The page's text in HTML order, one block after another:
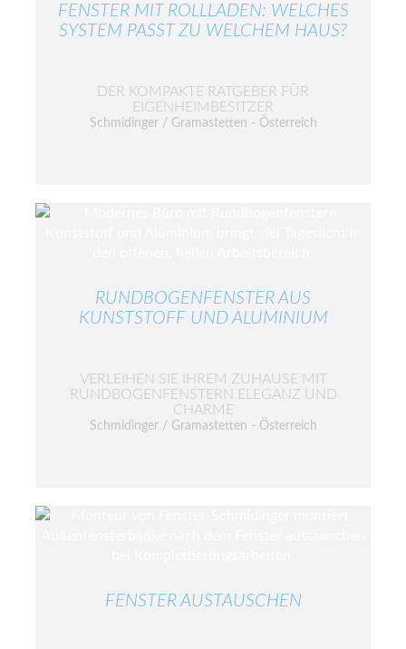
FENSTER MIT ROLLLADEN: WELCHES
SYSTEM PASST ZU WELCHEM HAUS?
DER KOMPAKTE RATGEBER FÜR
EIGENHEIMBESITZER
Schmidinger / Gramastetten - Österreich
RUNDBOGENFENSTER AUS
KUNSTSTOFF UND ALUMINIUM
VERLEIHEN SIE IHREM ZUHAUSE MIT
RUNDBOGENFENSTERN ELEGANZ UND
CHARME
Schmidinger / Gramastetten - Österreich
FENSTER AUSTAUSCHEN